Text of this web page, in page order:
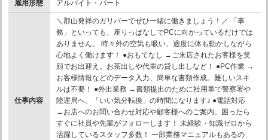
雇用形態 アルバイト・パート
仕事内容
＼郡山発祥のガリバーでぜひ一緒に働きましょう！／ 「事
務」といっても、座りっぱなしでPCに向かっているだけでは
ありません。 時々外の空気も吸い、適度に体も動かしながら
心地よく働けます！ ●おもてなし →ご来店されたお客様を笑
顔でお出迎え。お茶出しや代車の貸し出しなど！ ●PC作業 →
お客様情報などのデータ入力、簡単な書類作成。難しいスキ
ルは不要！ ●外出業務 →書類提出のために社用車で警察署や
陸運局へ。「いい気分転換」の時間になります♪ ●電話対応
→お店へのお問い合わせ対応や顧客様へのご案内。困ったら
すぐに社員や先輩がフォローします！ 未経験・知識ゼロから
活躍しているスタッフ多数！ 一部業務マニュアルもあるの